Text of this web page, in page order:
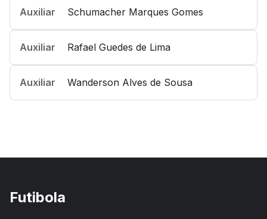
Auxiliar Schumacher Marques Gomes
Auxiliar Rafael Guedes de Lima
Auxiliar Wanderson Alves de Sousa
Futibola